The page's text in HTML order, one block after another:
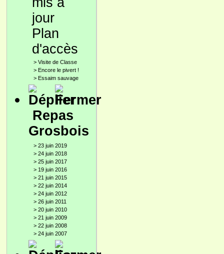
Plan
d'accès
> Visite de Classe
> Encore le pivert !
> Essaim sauvage
Repas
Grosbois
> 23 juin 2019
> 24 juin 2018
> 25 juin 2017
> 19 juin 2016
> 21 juin 2015
> 22 juin 2014
> 24 juin 2012
> 26 juin 2011
> 20 juin 2010
> 21 juin 2009
> 22 juin 2008
> 24 juin 2007